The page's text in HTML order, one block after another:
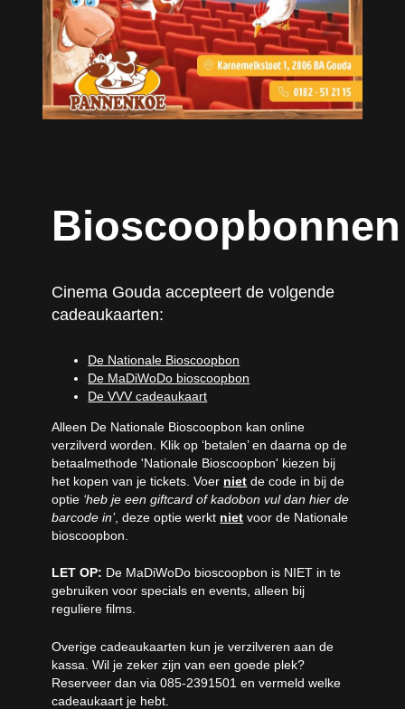
Bioscoopbonnen
Cinema Gouda accepteert de volgende
cadeaukaarten:
De Nationale Bioscoopbon
De MaDiWoDo bioscoopbon
De VVV cadeaukaart
Alleen De Nationale Bioscoopbon kan online
verzilverd worden. Klik op ‘betalen’ en daarna op de
betaalmethode 'Nationale Bioscoopbon' kiezen bij
het kopen van je tickets. Voer niet de code in bij de
optie ‘heb je een giftcard of kadobon vul dan hier de
barcode in’, deze optie werkt niet voor de Nationale
bioscoopbon.
LET OP: De MaDiWoDo bioscoopbon is NIET in te
gebruiken voor specials en events, alleen bij
reguliere films.
Overige cadeaukaarten kun je verzilveren aan de
kassa. Wil je zeker zijn van een goede plek?
Reserveer dan via 085-2391501 en vermeld welke
cadeaukaart je hebt.